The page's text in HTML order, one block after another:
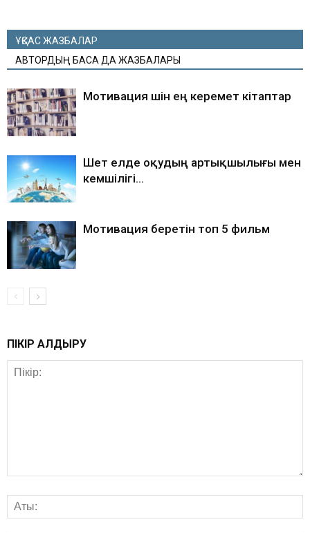
ҰҚСАС ЖАЗБАЛАР
АВТОРДЫҢ БАСҚА ДА ЖАЗБАЛАРЫ
Мотивация үшін ең керемет кітаптар
Шет елде оқудың артықшылығы мен
кемшілігі…
Мотивация беретін топ 5 фильм
ПІКІР ҚАЛДЫРУ